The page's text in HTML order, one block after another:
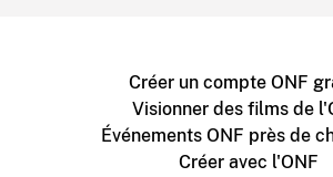
Créer un compte ONF
Visionner des films de
Événements ONF près de
Créer avec l'ONF